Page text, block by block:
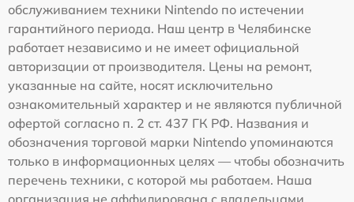
обслуживанием техники Nintendo по истечении
гарантийного периода. Наш центр в Челябинске
работает независимо и не имеет официальной
авторизации от производителя. Цены на ремонт,
указанные на сайте, носят исключительно
ознакомительный характер и не являются публичной
офертой согласно п. 2 ст. 437 ГК РФ. Названия и
обозначения торговой марки Nintendo упоминаются
только в информационных целях — чтобы обозначить
перечень техники, с которой мы работаем. Наша